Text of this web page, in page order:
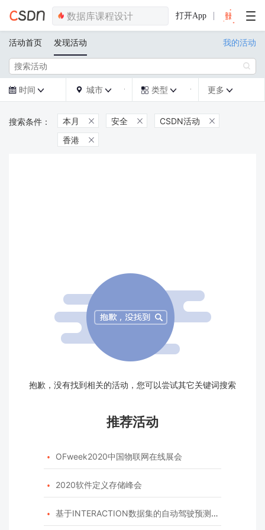
打开App
活动首页 发现活动 我的活动

 时间   城市   类型  更多 
本月  安全  CSDN活动 
香港 
抱歉，没有找到相关的活动，您可以尝试其它关键词搜索
推荐活动
 OFweek2020中国物联网在线展会
 2020软件定义存储峰会
 基于INTERACTION数据集的自动驾驶预测模型挑战赛